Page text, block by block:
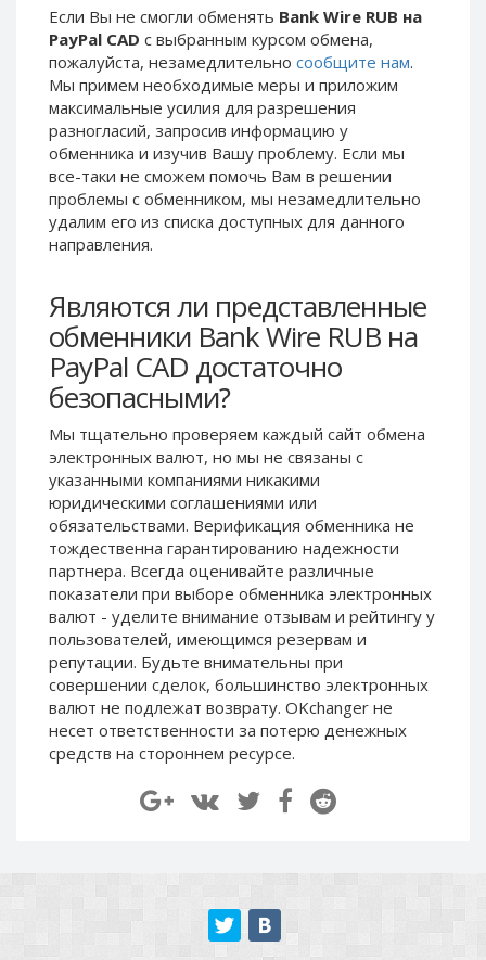
Если Вы не смогли обменять Bank Wire RUB на
PayPal CAD с выбранным курсом обмена,
пожалуйста, незамедлительно сообщите нам.
Мы примем необходимые меры и приложим
максимальные усилия для разрешения
разногласий, запросив информацию у
обменника и изучив Вашу проблему. Если мы
все-таки не сможем помочь Вам в решении
проблемы c обменником, мы незамедлительно
удалим его из списка доступных для данного
направления.
Являются ли представленные
обменники Bank Wire RUB на
PayPal CAD достаточно
безопасными?
Мы тщательно проверяем каждый сайт обмена
электронных валют, но мы не связаны c
указанными компаниями никакими
юридическими соглашениями или
обязательствами. Верификация обменника не
тождественна гарантированию надежности
партнера. Всегда оценивайте различные
показатели при выборе обменника электронных
валют - уделите внимание отзывам и рейтингу у
пользователей, имеющимся резервам и
репутации. Будьте внимательны при
совершении сделок, большинство электронных
валют не подлежат возврату. OKchanger не
несет ответственности за потерю денежных
средств на стороннем ресурсе.
Phone Balance UAH
Phone Balance AMD
Neteller USD
Neteller EUR
Neteller INR
Neteller PLN
Neteller GBP
Neteller NOK
PaySera USD
PaySera EUR
PaySera PLN
AliPay CNY
UnionPay CNY
Paymer USD
Paymer RUB
Paymer UAH
Capitalist USD
Capitalist RUB
Capitalist EUR
Payoneer USD
Payoneer EUR
Revolut Binance USD
(BUSD)
Revolut USD
Piastrix EUR
Phone Balance UAH
Phone Balance AMD
Neteller USD
Neteller EUR
Neteller INR
Neteller PLN
Neteller GBP
Neteller NOK
PaySera USD
PaySera EUR
PaySera PLN
UnionPay CNY
Paymer USD
Paymer RUB
Paymer UAH
Capitalist USD
Capitalist RUB
Capitalist EUR
Payoneer USD
Payoneer EUR
Revolut Binance USD
(BUSD)
Revolut EUR
Piastrix RUB